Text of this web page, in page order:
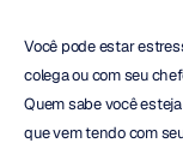
Você pode estar
colega ou com seu
Quem sabe você
que vem tendo com